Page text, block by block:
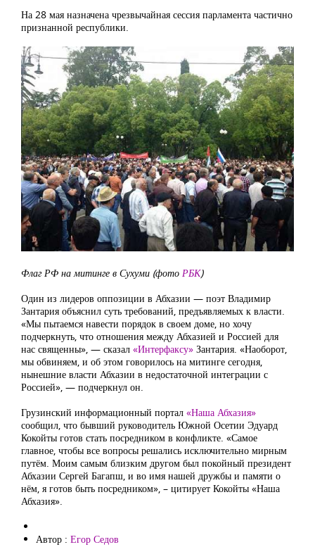
На 28 мая назначена чрезвычайная сессия парламента частично
признанной республики.
Флаг РФ на митинге в Сухуми (фото РБК)
Один из лидеров оппозиции в Абхазии — поэт Владимир
Зантария объяснил суть требований, предъявляемых к власти.
«Мы пытаемся навести порядок в своем доме, но хочу
подчеркнуть, что отношения между Абхазией и Россией для
нас священны», — сказал «Интерфаксу» Зантария. «Наоборот,
мы обвиняем, и об этом говорилось на митинге сегодня,
нынешние власти Абхазии в недостаточной интеграции с
Россией», — подчеркнул он.
Грузинский информационный портал «Наша Абхазия»
сообщил, что бывший руководитель Южной Осетии Эдуард
Кокойты готов стать посредником в конфликте. «Самое
главное, чтобы все вопросы решались исключительно мирным
путём. Моим самым близким другом был покойный президент
Абхазии Сергей Багапш, и во имя нашей дружбы и памяти о
нём, я готов быть посредником», – цитирует Кокойты «Наша
Абхазия».
Автор : Егор Седов